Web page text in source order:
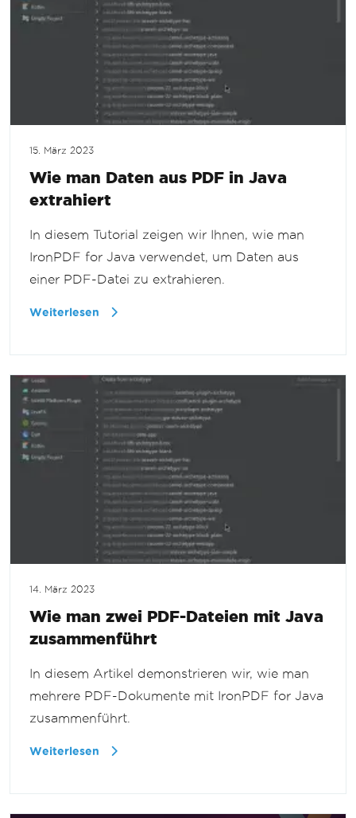
15. März 2023
Wie man Daten aus PDF in Java
extrahiert
In diesem Tutorial zeigen wir Ihnen, wie man
IronPDF for Java verwendet, um Daten aus
einer PDF-Datei zu extrahieren.
Weiterlesen
14. März 2023
Wie man zwei PDF-Dateien mit Java
zusammenführt
In diesem Artikel demonstrieren wir, wie man
mehrere PDF-Dokumente mit IronPDF for Java
zusammenführt.
Weiterlesen